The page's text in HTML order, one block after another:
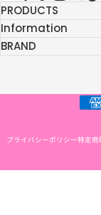
YouTube
LINEFacebook
Instagram
PRODUCTS
Information
BRAND
プライバシーポリシー特定商